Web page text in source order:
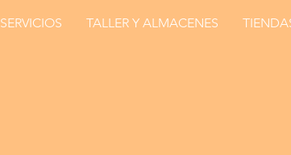
SERVICIOS TALLER Y ALMACENES